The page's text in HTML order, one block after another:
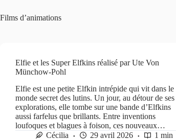
Films d’animations
Elfie et les Super Elfkins réalisé par Ute Von
Münchow-Pohl
Elfie est une petite Elfkin intrépide qui vit dans le
monde secret des lutins. Un jour, au détour de ses
explorations, elle tombe sur une bande d’Elfkins
aussi farfelus que brillants. Entre inventions
loufoques et blagues à foison, ces nouveaux…
Cécilia
29 avril 2026 1 min